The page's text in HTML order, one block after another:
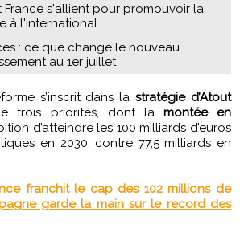
France s'allient pour promouvoir la
à l'international
: ce que change le nouveau
au 1er juillet
s’inscrit dans lastratégie d’Atout
trois priorités, dont la montée en
d’atteindre les 100 milliards d’euros
en 2030, contre 77,5 milliards en
franchit le cap des 102 millions de
garde la main sur le record des